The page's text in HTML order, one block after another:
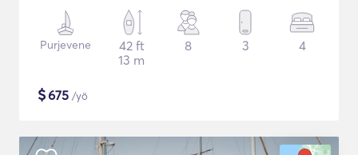
Purjevene
42 ft
13 m
8 3 4
$675 /yö